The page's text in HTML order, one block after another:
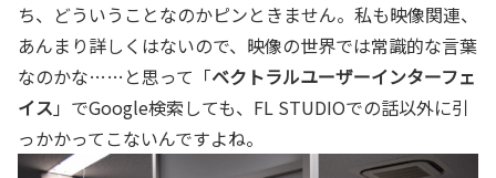
ち、どういうことなのかピンときません。私も映像関連、
あんまり詳しくはないので、映像の世界では常識的な言葉
なのかな……と思って「ベクトラルユーザーインターフェ
イス 」でGoogle検索しても、FL STUDIOでの話以外に引
っかかってこないんですよね。